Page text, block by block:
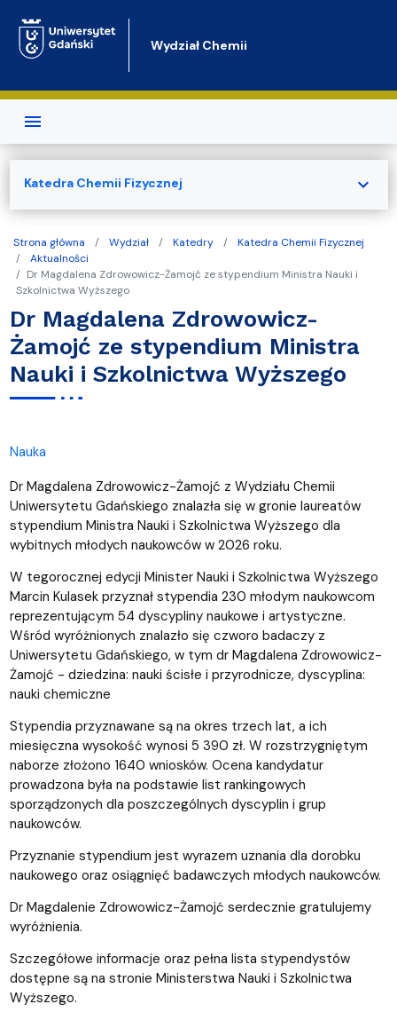
Wydział Chemii
Strona główna Wydział Katedry
Katedra Chemii Fizycznej
Aktualności
Dr Magdalena Zdrowowicz-Żamojć ze stypendium Ministra Nauki i
Szkolnictwa Wyższego
Dr Magdalena Zdrowowicz-
Żamojć ze stypendium Ministra
Nauki i Szkolnictwa Wyższego
Nauka
Dr Magdalena Zdrowowicz-Żamojć z Wydziału Chemii
Uniwersytetu Gdańskiego znalazła się w gronie laureatów
stypendium Ministra Nauki i Szkolnictwa Wyższego dla
wybitnych młodych naukowców w 2026 roku.
W tegorocznej edycji Minister Nauki i Szkolnictwa Wyższego
Marcin Kulasek przyznał stypendia 230 młodym naukowcom
reprezentującym 54 dyscypliny naukowe i artystyczne.
Wśród wyróżnionych znalazło się czworo badaczy z
Uniwersytetu Gdańskiego, w tym dr Magdalena Zdrowowicz-
Żamojć - dziedzina: nauki ścisłe i przyrodnicze, dyscyplina:
nauki chemiczne
Stypendia przyznawane są na okres trzech lat, a ich
miesięczna wysokość wynosi 5 390 zł. W rozstrzygniętym
naborze złożono 1640 wniosków. Ocena kandydatur
prowadzona była na podstawie list rankingowych
sporządzonych dla poszczególnych dyscyplin i grup
naukowców.
Przyznanie stypendium jest wyrazem uznania dla dorobku
naukowego oraz osiągnięć badawczych młodych naukowców.
Dr Magdalenie Zdrowowicz-Żamojć serdecznie gratulujemy
wyróżnienia.
Szczegółowe informacje oraz pełna lista stypendystów
dostępne są na stronie Ministerstwa Nauki i Szkolnictwa
Wyższego.
Katedra Chemii Fizycznej expand_more